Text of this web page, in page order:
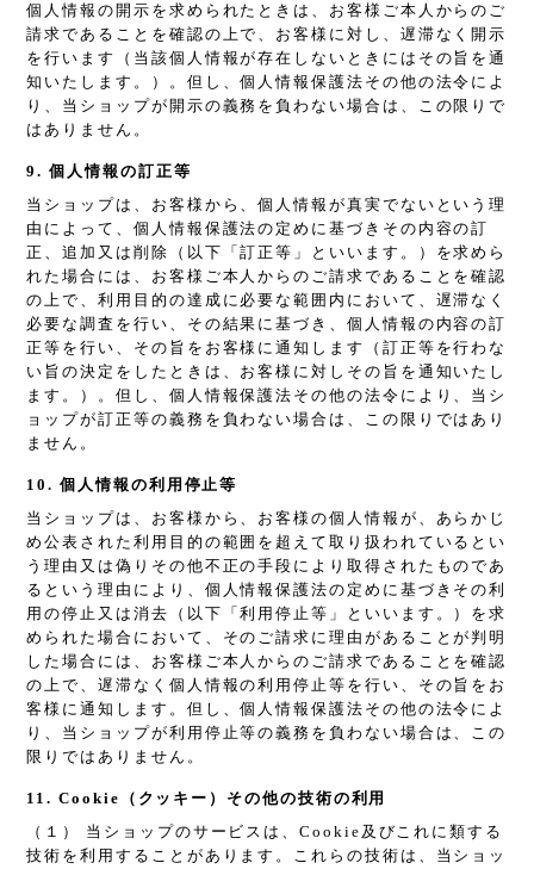
個人情報の開示を求められたときは、お客様ご本人からのご
請求であることを確認の上で、お客様に対し、遅滞なく開示
を行います（当該個人情報が存在しないときにはその旨を通
知いたします。）。但し、個人情報保護法その他の法令によ
り、当ショップが開示の義務を負わない場合は、この限りで
はありません。
9. 個人情報の訂正等
当ショップは、お客様から、個人情報が真実でないという理
由によって、個人情報保護法の定めに基づきその内容の訂
正、追加又は削除（以下「訂正等」といいます。）を求めら
れた場合には、お客様ご本人からのご請求であることを確認
の上で、利用目的の達成に必要な範囲内において、遅滞なく
必要な調査を行い、その結果に基づき、個人情報の内容の訂
正等を行い、その旨をお客様に通知します（訂正等を行わな
い旨の決定をしたときは、お客様に対しその旨を通知いたし
ます。）。但し、個人情報保護法その他の法令により、当シ
ョップが訂正等の義務を負わない場合は、この限りではあり
ません。
10. 個人情報の利用停止等
当ショップは、お客様から、お客様の個人情報が、あらかじ
め公表された利用目的の範囲を超えて取り扱われているとい
う理由又は偽りその他不正の手段により取得されたものであ
るという理由により、個人情報保護法の定めに基づきその利
用の停止又は消去（以下「利用停止等」といいます。）を求
められた場合において、そのご請求に理由があることが判明
した場合には、お客様ご本人からのご請求であることを確認
の上で、遅滞なく個人情報の利用停止等を行い、その旨をお
客様に通知します。但し、個人情報保護法その他の法令によ
り、当ショップが利用停止等の義務を負わない場合は、この
限りではありません。
11. Cookie（クッキー）その他の技術の利用
（１） 当ショップのサービスは、Cookie及びこれに類する
技術を利用することがあります。これらの技術は、当ショッ